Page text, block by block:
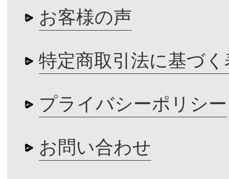
お客様の声
特定商取引法に基づく
プライバシーポリシー
お問い合わせ